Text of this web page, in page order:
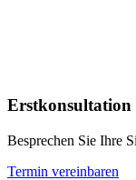
Besprechen Sie Ihre
Termin vereinbaren